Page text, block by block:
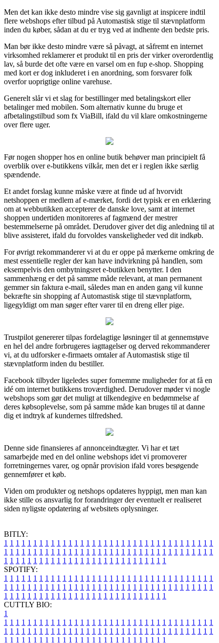
Men det kan ikke desto mindre vise sig gavnligt at inspicere indtil
flere webshops efter tilbud på Automastisk stige til stævnplatform
inden du køber, sådan at du er tryg ved at indhente den bedste pris.
Man bør ikke desto mindre være så påvagt, at såfremt en internet
virksomhed reklamerer et produkt til en pris der virker overordentlig
lav, så burde det ofte være en varsel om en fup e-shop. Shopping
med kort er dog inkluderet i en anordning, som forsvarer folk
overfor uoprigtige online varehuse.
Generelt slår vi et slag for bestillinger med betalingskort eller
betalinger med mobilen. Som alternativ kunne du bruge et
afbetalingstilbud som fx ViaBill, ifald du vil klare omkostningerne
over flere uger.
Før nogen shopper hos en online butik behøver man principielt få
overblik over e-butikkens vilkår, men det er i reglen ikke særlig
spændende.
Et andet forslag kunne måske være at finde ud af hvorvidt
netshoppen er medlem af e-mærket, fordi det typisk er en erklæring
om at webbutikken accepterer de danske love, samt at internet
shoppen undertiden monitoreres af fagmænd der mestrer
bestemmelserne på området. Derudover giver det dig anledning til at
blive assisteret, ifald du forvoldes vanskeligheder ved dit indkøb.
For øvrigt rekommanderer vi at du er oppe på mærkerne omkring de
mest essentielle regler der kan have indvirkning på handlen, som
eksempelvis den ombytningsret e-butikken benytter. I den
sammenhæng er det på samme måde relevant, at man permanent
gemmer sin faktura e-mail, således man en anden gang vil kunne
bekræfte sin shopping af Automastisk stige til stævnplatform,
ligegyldigt om man søger efter varer til en dreng eller pige.
Trustpilot genererer tilpas fordelagtige løsninger til at gennemstøve
en hel del andre forbrugeres iagttagelser og derved rekommanderer
vi, at du udforsker e-firmaets omtaler af Automastisk stige til
stævnplatform inden du bestiller.
Facebook tilbyder ligeledes super fornemme muligheder for at få en
idé om internet butikkens troværdighed. Derudover møder vi nogle
webshops som gør det muligt at tilkendegive en bedømmelse af
deres købsoplevelse, som på samme måde kan bruges til at danne
dig et indtryk af kundernes tilfredshed.
Denne side finansieres af annonceindtægter. Vi har et tæt
samarbejde med en del online webshops idet vi promoverer
forretningernes varer, og opnår provision ifald vores besøgende
gennemfører et køb.
Viden om produkter og netshops opdateres hyppigt, men man kan
ikke stille os ansvarlig for forandringer der eventuelt er realiseret
siden nyligste opdatering af websitets oplysninger.
BITLY:
1 1 1 1 1 1 1 1 1 1 1 1 1 1 1 1 1 1 1 1 1 1 1 1 1 1 1 1 1 1 1 1 1 1 1 1
1 1 1 1 1 1 1 1 1 1 1 1 1 1 1 1 1 1 1 1 1 1 1 1 1 1 1 1 1 1 1 1 1 1 1 1
1 1 1 1 1 1 1 1 1 1 1 1 1 1 1 1 1 1 1 1 1 1 1 1 1 1 1 1
SPOTIFY:
1 1 1 1 1 1 1 1 1 1 1 1 1 1 1 1 1 1 1 1 1 1 1 1 1 1 1 1 1 1 1 1 1 1 1 1
1 1 1 1 1 1 1 1 1 1 1 1 1 1 1 1 1 1 1 1 1 1 1 1 1 1 1 1 1 1 1 1 1 1 1 1
1 1 1 1 1 1 1 1 1 1 1 1 1 1 1 1 1 1 1 1 1 1 1 1 1 1 1 1
CUTTLY BIO:
1
1 1 1 1 1 1 1 1 1 1 1 1 1 1 1 1 1 1 1 1 1 1 1 1 1 1 1 1 1 1 1 1 1 1 1 1
1 1 1 1 1 1 1 1 1 1 1 1 1 1 1 1 1 1 1 1 1 1 1 1 1 1 1 1 1 1 1 1 1 1 1 1
1 1 1 1 1 1 1 1 1 1 1 1 1 1 1 1 1 1 1 1 1 1 1 1 1 1 1 1